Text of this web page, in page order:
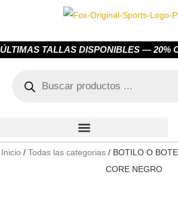
ÚLTIMAS TALLAS DISPONIBLES — 20%
Inicio/ Todas las categorias/ BOTILO O
CORE NEGRO